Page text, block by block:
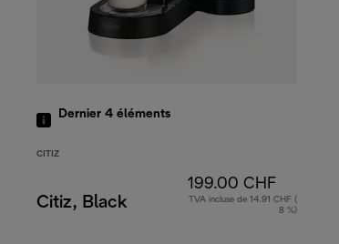
Dernier 4 éléments
CITIZ
Citiz, Black
199.00 CHF
TVA incluse de 14.91 CHF (
8 %)